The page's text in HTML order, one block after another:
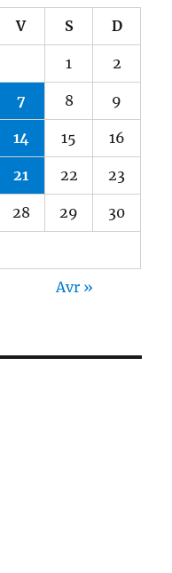
V S D
1 2
7 8 9
14 15 16
21 22 23
28 29 30
Avr »